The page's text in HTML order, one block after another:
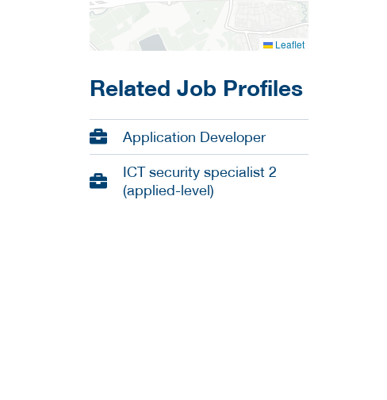
Leaflet
Related Job Profiles
Application Developer
ICT security specialist 2
(applied-level)